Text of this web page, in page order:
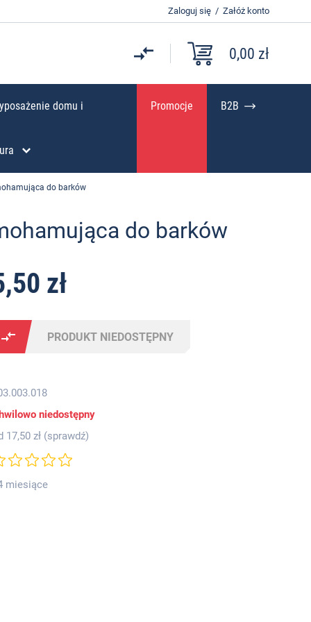
Zaloguj się / Załóż konto
0,00 zł
domu i Promocje B2B
do barków
do barków
zł
PRODUKT NIEDOSTĘPNY
niedostępny
17,50 zł (sprawdź)
miesiące